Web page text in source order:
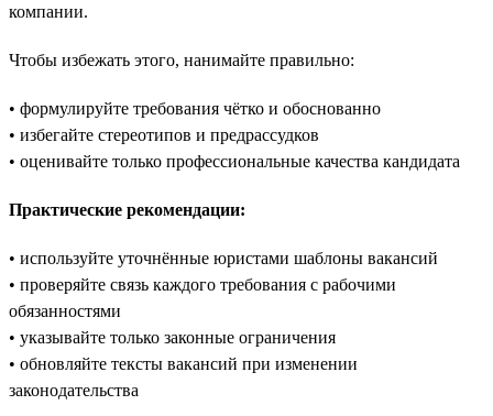
компании.
Чтобы избежать этого, нанимайте правильно:
• формулируйте требования чётко и обоснованно
• избегайте стереотипов и предрассудков
• оценивайте только профессиональные качества кандидата
Практические рекомендации:
• используйте уточнённые юристами шаблоны вакансий
• проверяйте связь каждого требования с рабочими
обязанностями
• указывайте только законные ограничения
• обновляйте тексты вакансий при изменении
законодательства